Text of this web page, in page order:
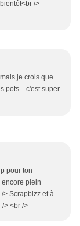
/>
je crois que
pots... c'est super.
pour ton
plein
> Scrapbizz et à
/> <br />